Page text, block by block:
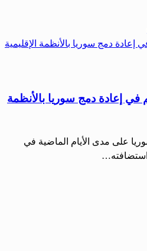
إعادة دمج سوريا بالأنظمة
على مدى الأيام الماضية في
استضافته…